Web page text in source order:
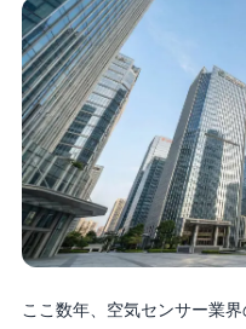
ここ数年、空気センサー業